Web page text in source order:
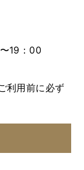
19：00
利用前に必ず